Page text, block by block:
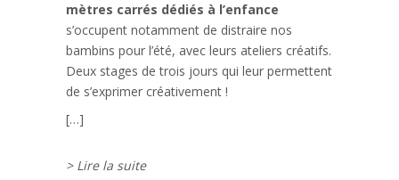
mètres carrés dédiés à l’enfance
s’occupent notamment de distraire nos
bambins pour l’été, avec leurs ateliers créatifs.
Deux stages de trois jours qui leur permettent
de s’exprimer créativement !
[…]
> Lire la suite